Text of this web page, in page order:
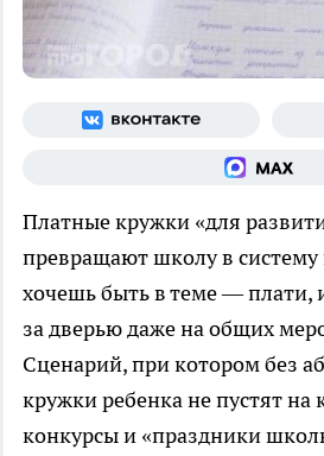
Платные кружки «для
превращают школу в систему
хочешь быть в теме — плати,
за дверью даже на общих
Сценарий, при котором без
кружки ребенка не пустят на
конкурсы и «праздники